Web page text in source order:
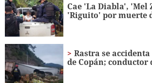
Cae 'La Diabla', 'Mel
'Riguito' por muerte
Rastra se accidenta
de Copán; conductor